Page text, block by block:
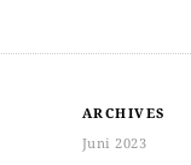
ARCHIVES
Juni 2023